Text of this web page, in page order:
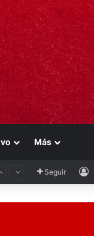
Más
Seguir